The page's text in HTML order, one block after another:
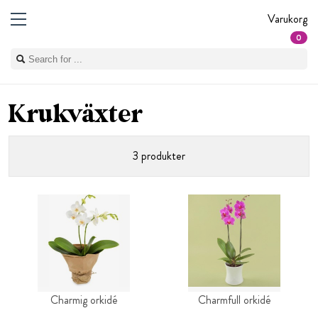
Varukorg
0
Krukväxter
3 produkter
Charmig orkidé Charmfull orkidé